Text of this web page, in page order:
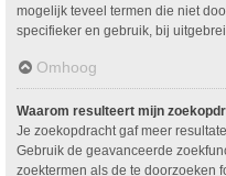
mogelijk teveel termen die niet
specifieker en gebruik, bij
Omhoog
Waarom resulteert mijn
Je zoekopdracht gaf meer
Gebruik de geavanceerde
zoektermen als de te doorzoeken